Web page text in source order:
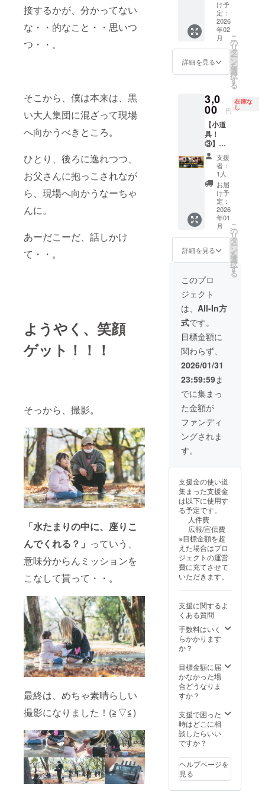
接するかが、分かってない
な・・的なこと・・思いつ
つ・・。
そこから、僕は本来は、黒
い大人集団に混ざって現場
へ向かうべきところ。
ひとり、後ろに逸れつつ、
お父さんに抱っこされなが
ら、現場へ向かうなーちゃ
んに。
あーだこーだ、話しかけ
て・・。
ようやく、笑顔
ゲット！！！
そっから、撮影。
「水たまりの中に、座りこ
んでくれる？」 っていう、
意味分からんミッションを
こなして貰って・・。
最終は、めちゃ素晴らしい
撮影になりました！(≧▽≦)
学）
は、3日
間のう
ち、1日
だけで
も 複数
でも OK
参加希
望の日
程をご
記入く
ださい
ませ。
開催の
一週間
（1/9(金
)）まで
はご変
更可能
です。
日程ご
場合は
メール
連絡く
ださ
い。
詳細は
メール
で連絡
しま
す。
細は
メール
で連絡
しま
す。
い！』
という
方も大
歓迎で
す☆
「リ
ターン
で
すー！
」とい
う場合
も、御
礼の
メール
だけは
送信さ
せてく
ださい
ませ！
【お願
い☆】
※以下の
①〜⑧
より欲
を《備
へ 好き
なだけ
書いて
くださ
い♪
①「も
しかし
て我愛
デモ音
源デー
タ ②撮
影に
使った
小道具
を 1点
た脚本
を 全5
編 ④ラ
イブ映
像
（2024.
12.19開
催 ゆし
んバン
ドワン
マンラ
イブ
「最
高！～
味園ユ
ニバー
ス～」
のフル
キュメ
ンタ
リー映
ディン
グ 参加
権
（2026
日(金)〜
1月18日
(日)開催
予定）
ン全て
or お好
きなも
のを選
択～
『とに
かくプ
ロジェ
銭的に
支援し
た
い！』
という
思いが
全面的
に出て
くれる
皆様
へ。 下
記のリ
ターン
の中か
らお好
きなも
のを選
とも可
し（複
数選択
可）、
「リ
ターン
は不要
で
すー！
う場合
も、御
礼の
メール
だけは
送信さ
せてく
【お願
い☆】
※以下の
①〜⑧
より欲
しいリ
ターン
を《備
考欄》
へ 好き
なだけ
書いて
くださ
い♪
しかし
て我愛
你」の
デモ音
影に
使った
小道具
に使っ
た脚本
を 全5
編 ④ラ
像
（2024.
12.19開
催 ゆし
け予
定：
2026
年02
月
詳細を見る
こ
の
リ
タ
ー
ン
を
選
択
す
る
3,0
00 円
在庫な
し
【小道
具！
③】～
撮影に
使った
小道具
を１
点、お
届け！
ギャル
雑誌 2
冊 egg
1冊（21
x 0.7 x
28.2 cm
128ペー
ジ）
Happie
nuts 1
冊（21
x 0.7 x
29.7 cm
132ペー
ジ） ※
ご希望
があれ
ば、お
送りす
る小道
具にゆ
しんの
サイン
を書か
す！
望は、
備考欄
へお願
いしま
す。）
支援
者：
1人
お届
け予
定：
2026
年01
月
詳細を見る
こ
の
リ
タ
ー
ン
を
選
択
す
る
このプロ
ジェクト
は、 All-In方
式です。
目標金額に
関わらず、
2026/01/31
23:59:59ま
でに集まっ
た金額が
ファンディ
ングされま
す。
支援金の使い道
集まった支援金
は以下に使用す
る予定です。
人件費
広報/宣伝費
※目標金額を超
えた場合はプロ
ジェクトの運営
費に充てさせて
いただきます。
支援に関するよ
くある質問
手数料はいく
らかかります
か？
目標金額に届
かなかった場
合どうなりま
すか？
支援で困った
時はどこに相
談したらいい
ですか？
ヘルプページを
見る